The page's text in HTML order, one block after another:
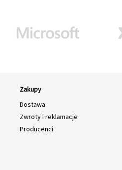
Zakupy
Dostawa
Zwroty i reklamacje
Producenci